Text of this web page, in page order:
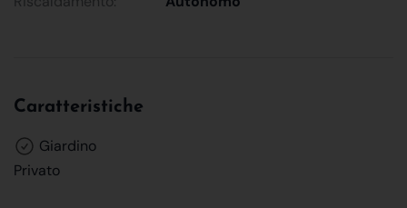
Caratteristiche
Giardino
Privato